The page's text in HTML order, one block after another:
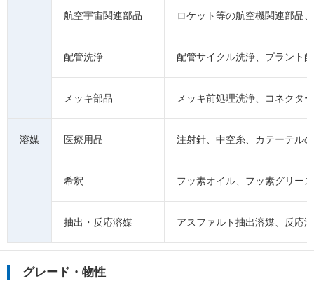
航空宇宙関連部品 ロケット等の航空機関連部品
配管洗浄 配管サイクル洗浄、プラント
メッキ部品 メッキ前処理洗浄、コネクタ
溶媒 医療用品 注射針、中空糸、カテーテル
希釈 フッ素オイル、フッ素グリー
抽出・反応溶媒 アスファルト抽出溶媒、反応
グレード・物性